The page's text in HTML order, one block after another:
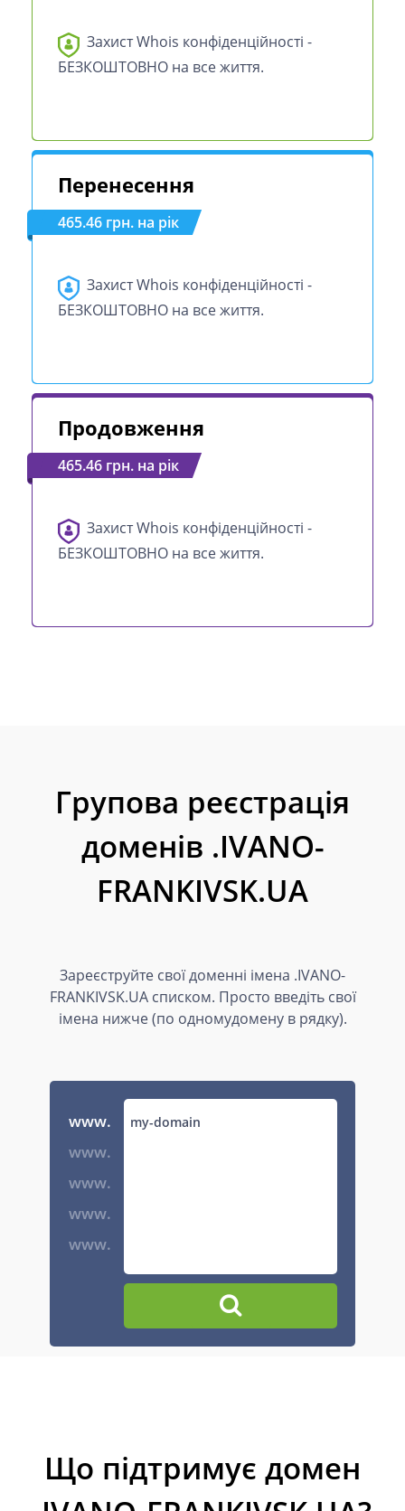
Захист Whois конфіденційності -
БЕЗКОШТОВНО на все життя.
Перенесення
465.46 грн. на рік
Захист Whois конфіденційності -
БЕЗКОШТОВНО на все життя.
Продовження
465.46 грн. на рік
Захист Whois конфіденційності -
БЕЗКОШТОВНО на все життя.
Групова реєстрація
доменів .IVANO-
FRANKIVSK.UA
Зареєструйте свої доменні імена .IVANO-
FRANKIVSK.UA списком. Просто введіть свої
імена нижче (по одномудомену в рядку).
www.
www.
www.
www.
www.
Що підтримує домен